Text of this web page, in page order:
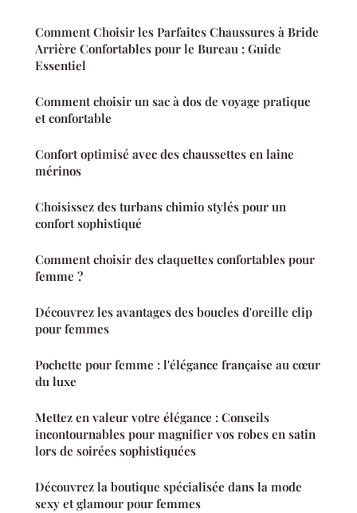
Comment Choisir les Parfaites Chaussures à Bride
Arrière Confortables pour le Bureau : Guide
Essentiel
Comment choisir un sac à dos de voyage pratique
et confortable
Confort optimisé avec des chaussettes en laine
mérinos
Choisissez des turbans chimio stylés pour un
confort sophistiqué
Comment choisir des claquettes confortables pour
femme ?
Découvrez les avantages des boucles d'oreille clip
pour femmes
Pochette pour femme : l'élégance française au cœur
du luxe
Mettez en valeur votre élégance : Conseils
incontournables pour magnifier vos robes en satin
lors de soirées sophistiquées
Découvrez la boutique spécialisée dans la mode
sexy et glamour pour femmes